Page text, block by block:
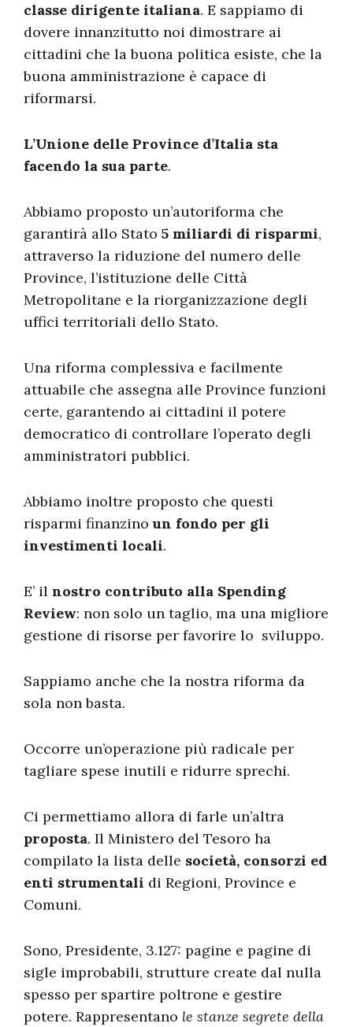
classe dirigente italiana. E sappiamo di
dovere innanzitutto noi dimostrare ai
cittadini che la buona politica esiste, che la
buona amministrazione è capace di
riformarsi.
L’Unione delle Province d’Italia sta
facendo la sua parte.
Abbiamo proposto un’autoriforma che
garantirà allo Stato 5 miliardi di risparmi,
attraverso la riduzione del numero delle
Province, l’istituzione delle Città
Metropolitane e la riorganizzazione degli
uffici territoriali dello Stato.
Una riforma complessiva e facilmente
attuabile che assegna alle Province funzioni
certe, garantendo ai cittadini il potere
democratico di controllare l’operato degli
amministratori pubblici.
Abbiamo inoltre proposto che questi
risparmi finanzinoun fondo per gli
investimenti locali.
E’ il nostro contributo alla Spending
Review: non solo un taglio, ma una migliore
gestione di risorse per favorire lo sviluppo.
Sappiamo anche che la nostra riforma da
sola non basta.
Occorre un’operazione più radicale per
tagliare spese inutili e ridurre sprechi.
Ci permettiamo allora di farle un’altra
proposta. Il Ministero del Tesoro ha
compilato la lista delle società, consorzi ed
enti strumentali di Regioni, Province e
Comuni.
Sono, Presidente, 3.127: pagine e pagine di
sigle improbabili, strutture create dal nulla
spesso per spartire poltrone e gestire
potere. Rappresentano le stanze segrete della